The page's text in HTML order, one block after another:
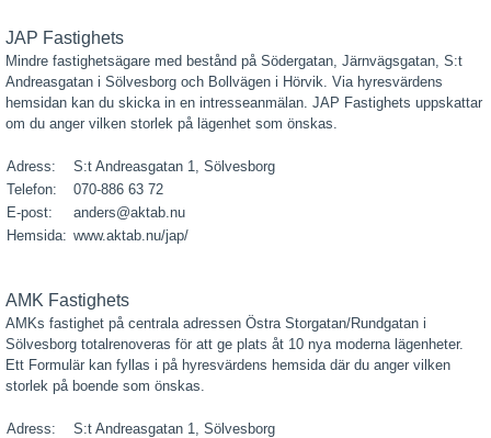
JAP Fastighets
Mindre fastighetsägare med bestånd på Södergatan, Järnvägsgatan, S:t
Andreasgatan i Sölvesborg och Bollvägen i Hörvik. Via hyresvärdens
hemsidan kan du skicka in en intresseanmälan. JAP Fastighets uppskattar
om du anger vilken storlek på lägenhet som önskas.
Adress:
S:t Andreasgatan 1, Sölvesborg
Telefon:
070-886 63 72
E-post:
anders@aktab.nu
Hemsida: www.aktab.nu/jap/
AMK Fastighets
AMKs fastighet på centrala adressen Östra Storgatan/Rundgatan i
Sölvesborg totalrenoveras för att ge plats åt 10 nya moderna lägenheter.
Ett Formulär kan fyllas i på hyresvärdens hemsida där du anger vilken
storlek på boende som önskas.
Adress:
S:t Andreasgatan 1, Sölvesborg